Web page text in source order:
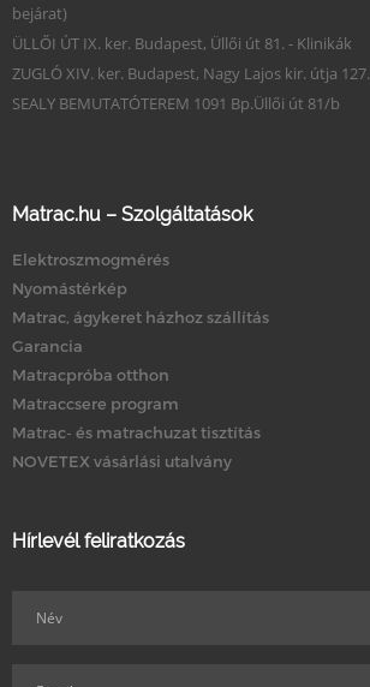
bejárat)
ÜLLŐI ÚT IX. ker. Budapest, Üllői út 81. - Klinikák
ZUGLÓ XIV. ker. Budapest, Nagy Lajos kir. útja 127.
SEALY BEMUTATÓTEREM 1091 Bp.Üllői út 81/b
Matrac.hu – Szolgáltatások
Elektroszmogmérés
Nyomástérkép
Matrac, ágykeret házhoz szállítás
Garancia
Matracpróba otthon
Matraccsere program
Matrac- és matrachuzat tisztítás
NOVETEX vásárlási utalvány
Hírlevél feliratkozás